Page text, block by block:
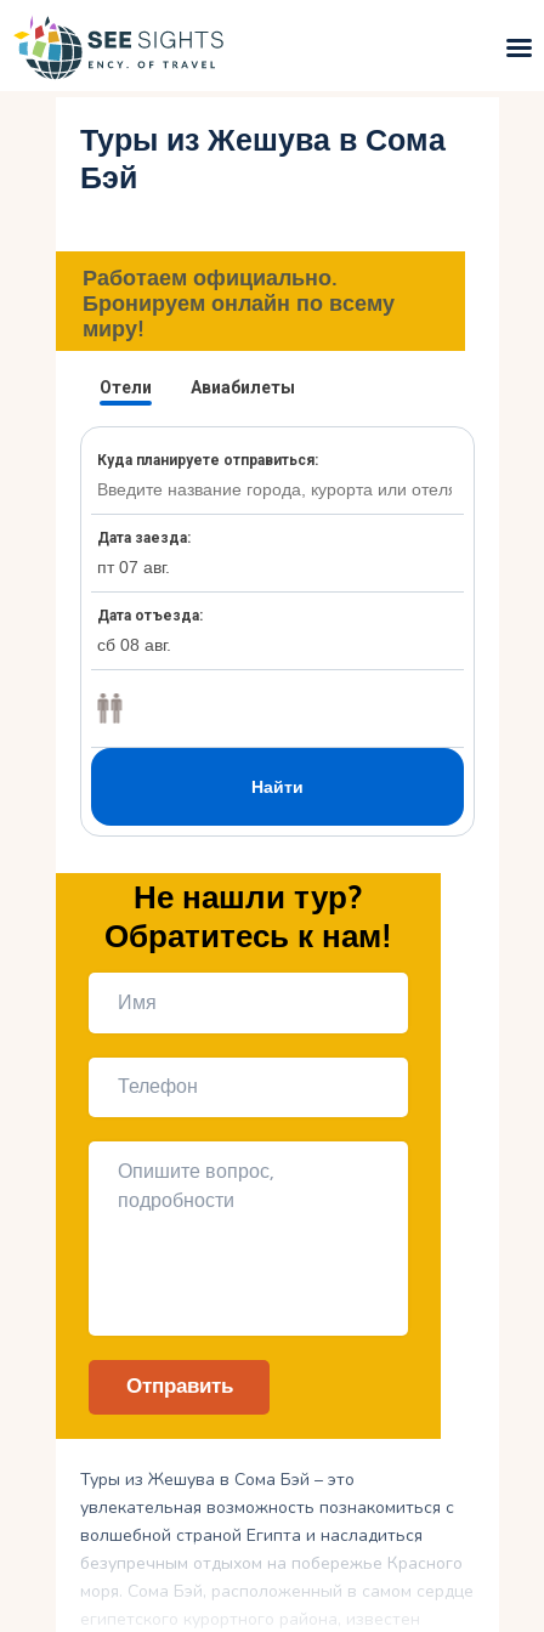
Поиск туров
Горящие туры
Типы Туров
Страны
Инфо
Блог
Контакты
Туры из Жешува в Сома
Бэй
Работаем официально.
Бронируем онлайн по всему
миру!
Не нашли тур?
Обратитесь к нам!
Туры из Жешува в Сома Бэй – это
увлекательная возможность познакомиться с
волшебной страной Египта и насладиться
безупречным отдыхом на побережье Красного
моря. Сома Бэй, расположенный в самом сердце
египетского курортного района, известен